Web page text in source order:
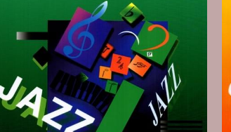
爵士鋼琴教學大全--系列教材(六)流行